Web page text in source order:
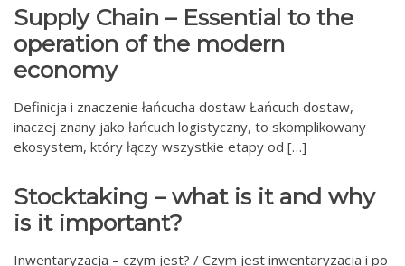
Supply Chain – Essential to the
operation of the modern
economy
Definicja i znaczenie łańcucha dostaw Łańcuch dostaw,
inaczej znany jako łańcuch logistyczny, to skomplikowany
ekosystem, który łączy wszystkie etapy od […]
Stocktaking – what is it and why
is it important?
Inwentaryzacja – czym jest? / Czym jest inwentaryzacja i po